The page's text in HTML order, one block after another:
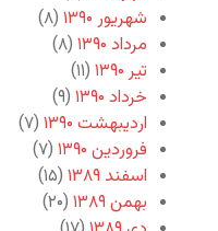
شهریور ۱۳۹۰
(۸)
مرداد ۱۳۹۰
(۸)
تیر ۱۳۹۰
(۱۱)
خرداد ۱۳۹۰
(۹)
اردیبهشت ۱۳۹۰
(۷)
فروردین ۱۳۹۰
(۷)
اسفند ۱۳۸۹
(۱۵)
بهمن ۱۳۸۹
(۲۰)